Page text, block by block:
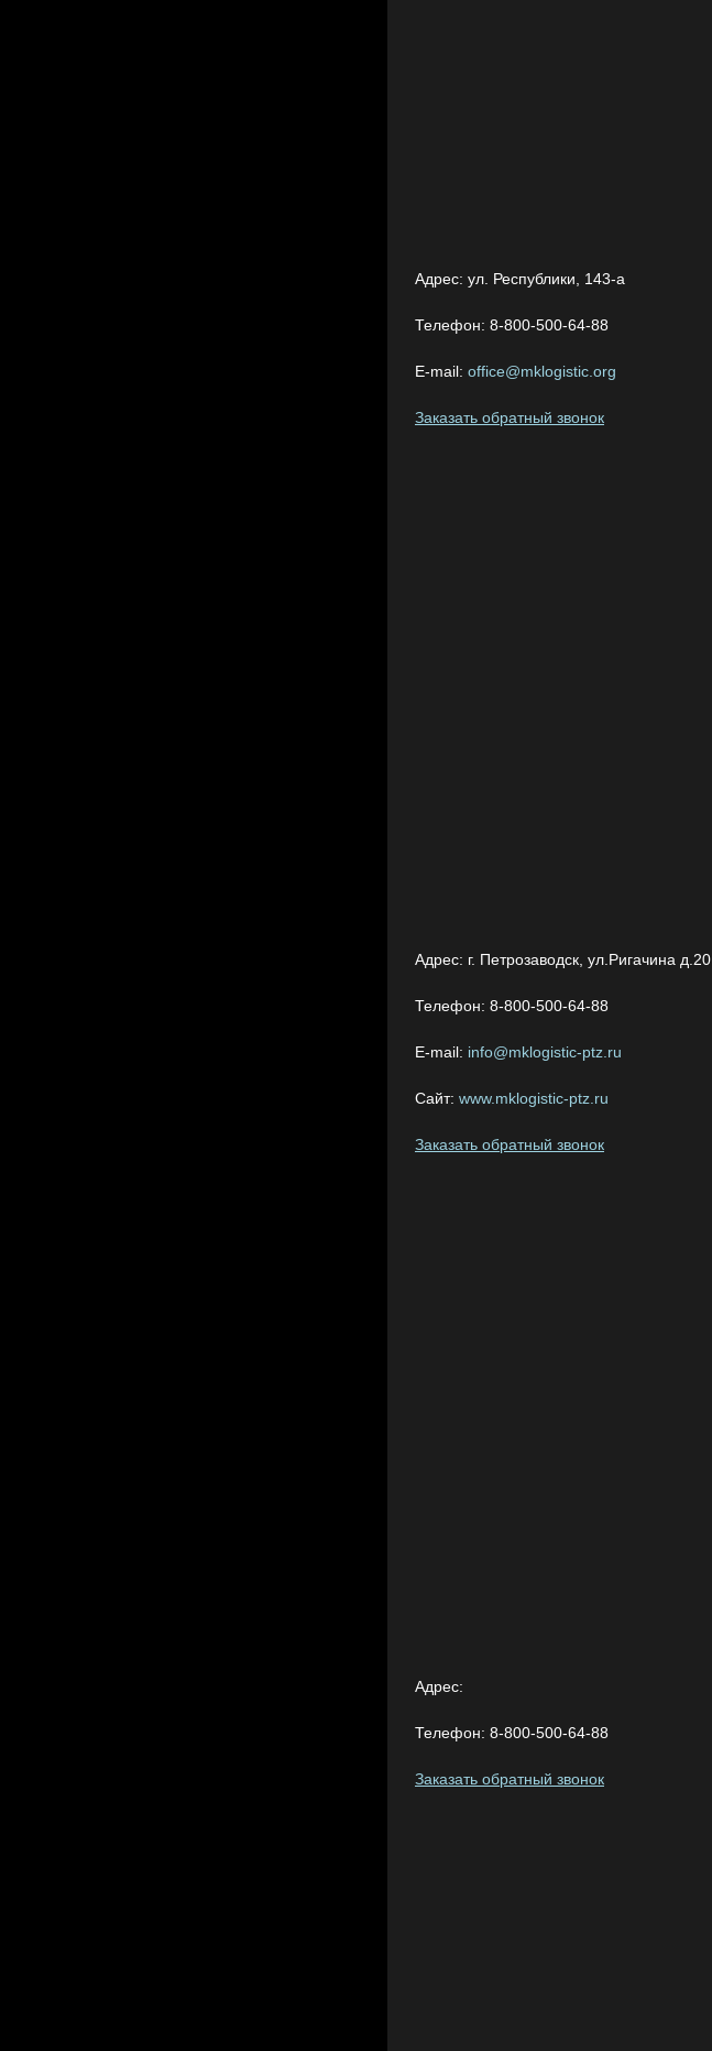
Адрес: ул. Республики, 143-а
Телефон: 8-800-500-64-88
E-mail: office@mklogistic.org
Заказать обратный звонок
Адрес: г. Петрозаводск, ул.Ригачина д.20
Телефон: 8-800-500-64-88
E-mail: info@mklogistiс-ptz.ru
Сайт: www.mklogistic-ptz.ru
Заказать обратный звонок
Адрес:
Телефон: 8-800-500-64-88
Заказать обратный звонок